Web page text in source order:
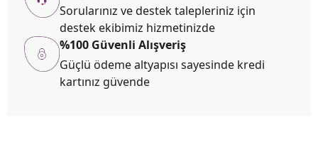
Sorularınız ve destek talepleriniz için
destek ekibimiz hizmetinizde
%100 Güvenli Alışveriş
Güçlü ödeme altyapısı sayesinde kredi
kartınız güvende